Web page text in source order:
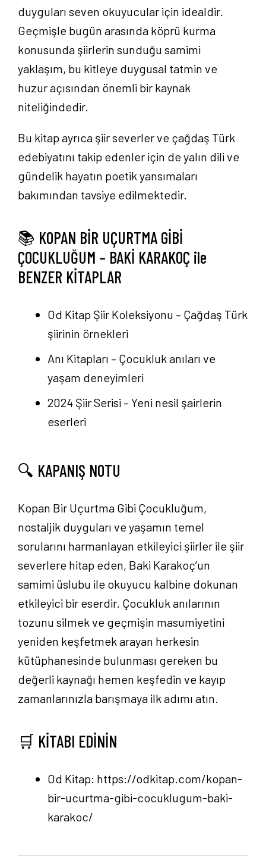
duyguları seven okuyucular için idealdir.
Geçmişle bugün arasında köprü kurma
konusunda şiirlerin sunduğu samimi
yaklaşım, bu kitleye duygusal tatmin ve
huzur açısından önemli bir kaynak
niteliğindedir.
Bu kitap ayrıca şiir severler ve çağdaş Türk
edebiyatını takip edenler için de yalın dili ve
gündelik hayatın poetik yansımaları
bakımından tavsiye edilmektedir.
📚 KOPAN BİR UÇURTMA GİBİ
ÇOCUKLUĞUM – BAKİ KARAKOÇ ile
BENZER KİTAPLAR
Od Kitap Şiir Koleksiyonu – Çağdaş Türk
şiirinin örnekleri
Anı Kitapları – Çocukluk anıları ve
yaşam deneyimleri
2024 Şiir Serisi – Yeni nesil şairlerin
eserleri
🔍 KAPANIŞ NOTU
Kopan Bir Uçurtma Gibi Çocukluğum,
nostaljik duyguları ve yaşamın temel
sorularını harmanlayan etkileyici şiirler ile şiir
severlere hitap eden, Baki Karakoç’un
samimi üslubu ile okuyucu kalbine dokunan
etkileyici bir eserdir. Çocukluk anılarının
tozunu silmek ve geçmişin masumiyetini
yeniden keşfetmek arayan herkesin
kütüphanesinde bulunması gereken bu
değerli kaynağı hemen keşfedin ve kayıp
zamanlarınızla barışmaya ilk adımı atın.
🛒 KİTABI EDİNİN
Od Kitap: https://odkitap.com/kopan-
bir-ucurtma-gibi-cocuklugum-baki-
karakoc/